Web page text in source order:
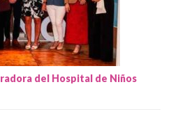
del Hospital de Niños